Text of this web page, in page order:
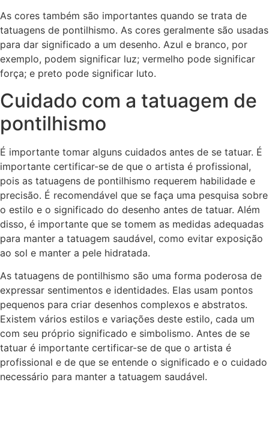
As cores também são importantes quando se trata de
tatuagens de pontilhismo. As cores geralmente são usadas
para dar significado a um desenho. Azul e branco, por
exemplo, podem significar luz; vermelho pode significar
força; e preto pode significar luto.
Cuidado com a tatuagem de
pontilhismo
É importante tomar alguns cuidados antes de se tatuar. É
importante certificar-se de que o artista é profissional,
pois as tatuagens de pontilhismo requerem habilidade e
precisão. É recomendável que se faça uma pesquisa sobre
o estilo e o significado do desenho antes de tatuar. Além
disso, é importante que se tomem as medidas adequadas
para manter a tatuagem saudável, como evitar exposição
ao sol e manter a pele hidratada.
As tatuagens de pontilhismo são uma forma poderosa de
expressar sentimentos e identidades. Elas usam pontos
pequenos para criar desenhos complexos e abstratos.
Existem vários estilos e variações deste estilo, cada um
com seu próprio significado e simbolismo. Antes de se
tatuar é importante certificar-se de que o artista é
profissional e de que se entende o significado e o cuidado
necessário para manter a tatuagem saudável.